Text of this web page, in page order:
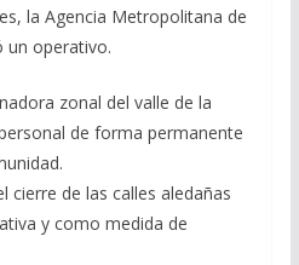
la Agencia Metropolitana de
un operativo.
zonal del valle de la
de forma permanente
cierre de las calles aledañas
y como medida de